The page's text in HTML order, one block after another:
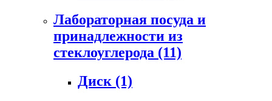
Лабораторная посуда и
принадлежности из
стеклоуглерода (11)
Диск (1)